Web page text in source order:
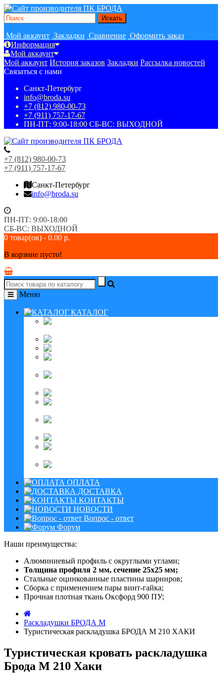
Мой аккаунт Закладки Сравнение Оформить заказ
Информация
Мой аккаунт
Мой аккаунт История заказов Закладки Рассылка новостей
Связаться с нами
Санкт-Петербург
info@broda.su
+7 (812) 980-00-73
+7 (911) 757-17-67
ПН-ПТ: 9:00-18:00 СБ-ВС: ВЫХОДНОЙ
+7 (812) 980-00-73
+7 (911) 757-17-67
Санкт-Петербург
info@broda.su
ПН-ПТ: 9:00-18:00
СБ-ВС: ВЫХОДНОЙ
0 товар(ов) - 0.00 р.
В корзине пусто!
Меню
КАТАЛОГ
ОПЛАТА
ДОСТАВКА
КОНТАКТЫ
НОВОСТИ
Вопрос - ответ
Форум
Наши преимущества:
Алюминиевый профиль с округлыми углами;
Толщина профиля 2 мм, сечение 25х25 мм;
Стальные оцинкованные пластины шарниров;
Сборка с применением пары винт-гайка;
Прочная плотная ткань Оксфорд 900 ПУ;
Раскладушки БРОДА М
Туристическая раскладушка БРОДА М 210 ХАКИ
Туристическая кровать раскладушка
Брода М 210 Хаки